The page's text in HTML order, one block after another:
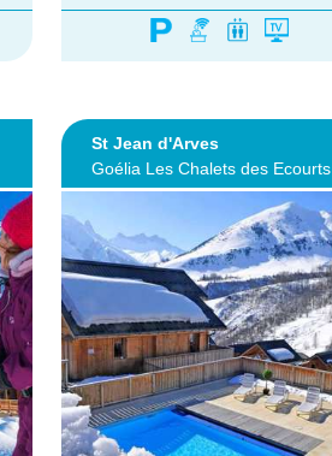
St Jean d'Arves
Goélia Les Chalets des Ecourts